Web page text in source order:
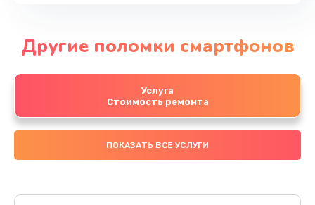
Другие поломки смартфонов
Услуга
Стоимость ремонта
ПОКАЗАТЬ ВСЕ УСЛУГИ